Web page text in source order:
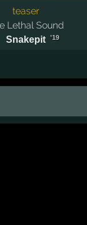
teaser
Lethal Sound
Snakepit '19